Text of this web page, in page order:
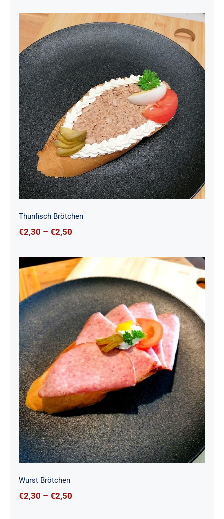
€3,00
Thunfisch Brötchen
Thunfisch Brötchen
€2,30 – €2,50Preisspanne:
€2,50
Wurst Brötchen
Wurst Brötchen
€2,30 – €2,50Preisspanne: